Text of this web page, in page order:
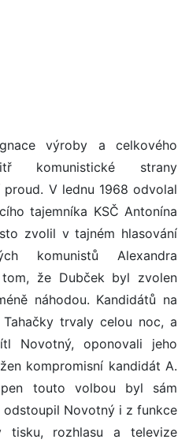
výroby a celkového
komunistické strany
V lednu 1968 odvolal
tajemníka KSČ Antonína
zvolil v tajném hlasování
komunistů Alexandra
že Dubček byl zvolen
náhodou. Kandidátů na
trvaly celou noc, a
Novotný, oponovali jeho
kompromisní kandidát A.
touto volbou byl sám
odstoupil Novotný i z funkce
tisku, rozhlasu a televize